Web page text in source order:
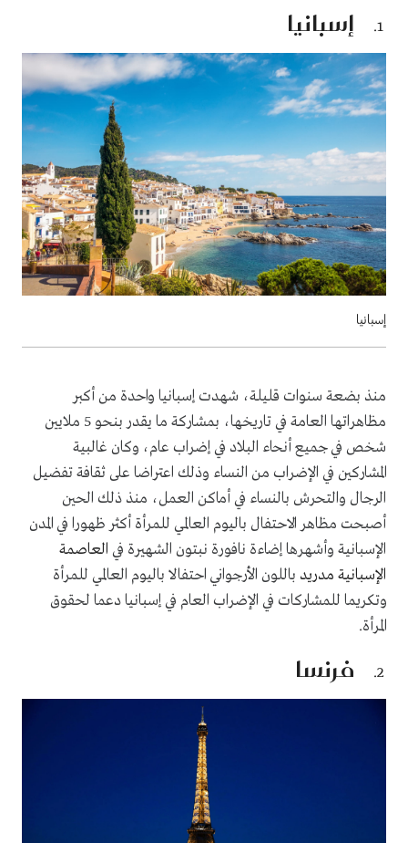
إسبانيا
إسبانيا
منذ بضعة سنوات قليلة، شهدت إسبانيا واحدة من أكبر
مظاهراتها العامة في تاريخها، بمشاركة ما يقدر بنحو 5 ملايين
شخص في جميع أنحاء البلاد في إضراب عام، وكان غالبية
المشاركين في الإضراب من النساء وذلك اعتراضا على ثقافة تفضيل
الرجال والتحرش بالنساء في أماكن العمل، منذ ذلك الحين
أصبحت مظاهر الاحتفال باليوم العالمي للمرأة أكثر ظهورا في المدن
الإسبانية وأشهرها إضاءة نافورة نبتون الشهيرة في العاصمة
الإسبانية مدريد باللون الأرجواني احتفالا باليوم العالمي للمرأة
وتكريما للمشاركات في الإضراب العام في إسبانيا دعما لحقوق
المرأة.
فرنسا